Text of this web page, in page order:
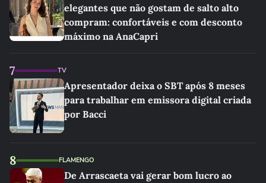
elegantes que não gostam de salto alto
compram: confortáveis e com desconto
máximo na AnaCapri
7 TV
Apresentador deixa o SBT após 8 meses
para trabalhar em emissora digital criada
por Bacci
8 FLAMENGO
De Arrascaeta vai gerar bom lucro ao